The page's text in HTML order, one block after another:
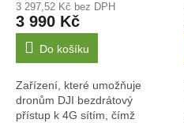
3 297,52 Kč bez DPH
3 990 Kč
Do košíku
Zařízení, které umožňuje
dronům DJI bezdrátový
přístup k 4G sítím, čímž